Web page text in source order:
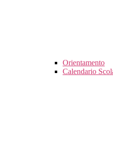
Orientamento
Calendario